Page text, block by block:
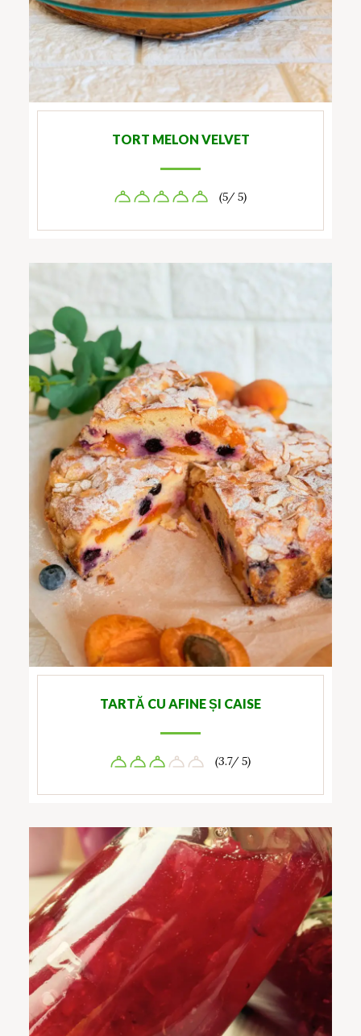
TORT MELON VELVET
(5/ 5)
TARTĂ CU AFINE ȘI CAISE
(3.7/ 5)